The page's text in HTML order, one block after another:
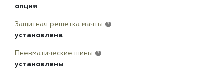
опция
Защитная решетка мачты ?
установлена
Пневматические шины ?
установлены